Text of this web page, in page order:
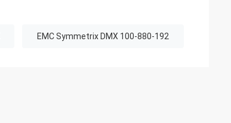
100-880-192 EMC Symmetrix DMX